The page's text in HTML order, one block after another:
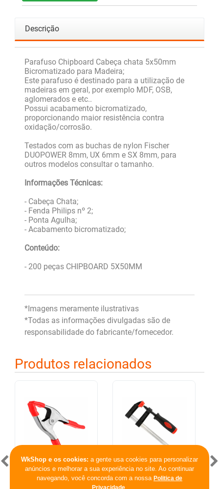
Descrição
Parafuso Chipboard Cabeça chata 5x50mm
Bicromatizado para Madeira;
Este parafuso é destinado para a utilização de
madeiras em geral, por exemplo MDF, OSB,
aglomerados e etc..
Possui acabamento bicromatizado,
proporcionando maior resistência contra
oxidação/corrosão.
Testados com as buchas de nylon Fischer
DUOPOWER 8mm, UX 6mm e SX 8mm, para
outros modelos consultar o tamanho.
Informações Técnicas:
- Cabeça Chata;
- Fenda Philips nº 2;
- Ponta Agulha;
- Acabamento bicromatizado;
Conteúdo:
- 200 peças CHIPBOARD 5X50MM
*Imagens meramente ilustrativas
*Todas as informações divulgadas são de
responsabilidade do fabricante/fornecedor.
Produtos relacionados
Grampo Sargento Multiuso Grampo Sargento para
WkShop e os cookies: a gente usa cookies para personalizar
anúncios e melhorar a sua experiência no site. Ao continuar
navegando, você concorda com a nossa Politica de
Privacidade